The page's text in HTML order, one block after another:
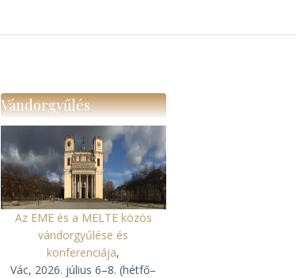
Vándorgyűlés
Az EME és a MELTE közös
vándorgyűlése és
konferenciája,
Vác, 2026. július 6–8. (hétfő–